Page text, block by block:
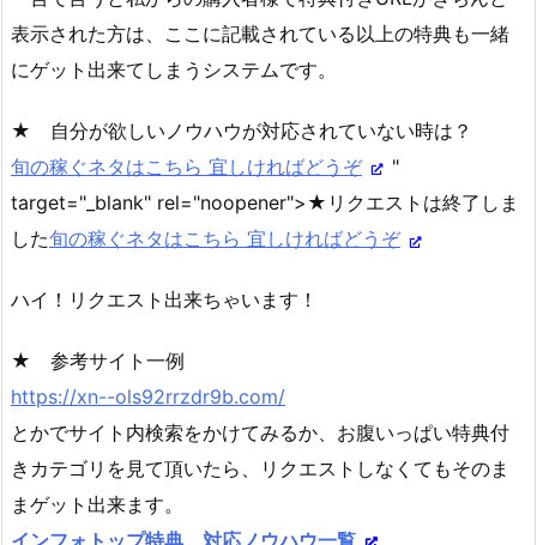
表示された方は、ここに記載されている以上の特典も一緒
にゲット出来てしまうシステムです。
★ 自分が欲しいノウハウが対応されていない時は？
旬の稼ぐネタはこちら 宜しければどうぞ
"
target="_blank" rel="noopener">★リクエストは終了しま
した旬の稼ぐネタはこちら 宜しければどうぞ
ハイ！リクエスト出来ちゃいます！
★ 参考サイト一例
https://xn--ols92rrzdr9b.com/
とかでサイト内検索をかけてみるか、お腹いっぱい特典付
きカテゴリを見て頂いたら、リクエストしなくてもそのま
まゲット出来ます。